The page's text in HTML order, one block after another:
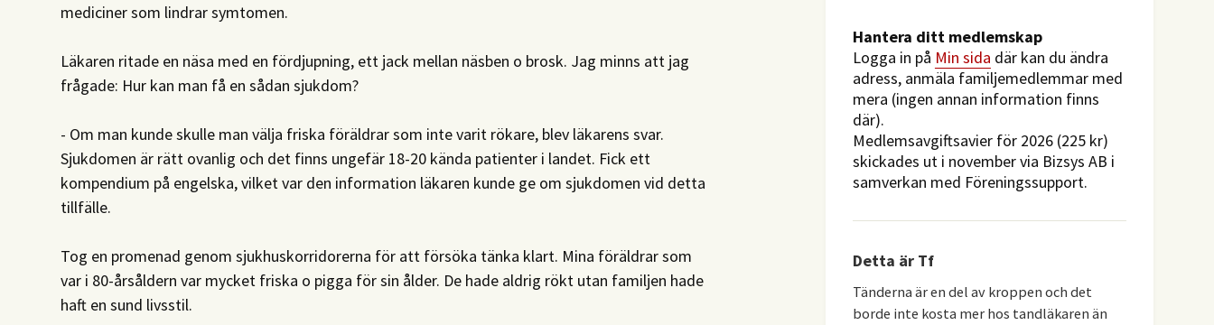
mediciner som lindrar symtomen.
Läkaren ritade en näsa med en fördjupning, ett jack mellan näsben o brosk. Jag minns att jag
frågade: Hur kan man få en sådan sjukdom?
- Om man kunde skulle man välja friska föräldrar som inte varit rökare, blev läkarens svar.
Sjukdomen är rätt ovanlig och det finns ungefär 18-20 kända patienter i landet. Fick ett
kompendium på engelska, vilket var den information läkaren kunde ge om sjukdomen vid detta
tillfälle.
Tog en promenad genom sjukhuskorridorerna för att försöka tänka klart. Mina föräldrar som
var i 80-årsåldern var mycket friska o pigga för sin ålder. De hade aldrig rökt utan familjen hade
haft en sund livsstil.
Hantera ditt medlemskap
Logga in på Min sida där kan du ändra
adress, anmäla familjemedlemmar med
mera (ingen annan information finns
där).
Medlemsavgiftsavier för 2026 (225 kr)
skickades ut i november via Bizsys AB i
samverkan med Föreningssupport.
Detta är Tf
Tänderna är en del av kroppen och det
borde inte kosta mer hos tandläkaren än